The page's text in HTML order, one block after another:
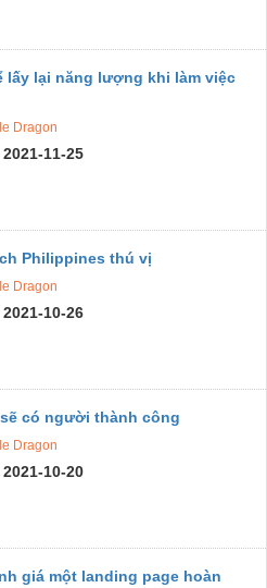
lấy lại năng lượng khi làm việc
Dragon
2021-11-25
Philippines thú vị
Dragon
2021-10-26
có người thành công
Dragon
2021-10-20
giá một landing page hoàn